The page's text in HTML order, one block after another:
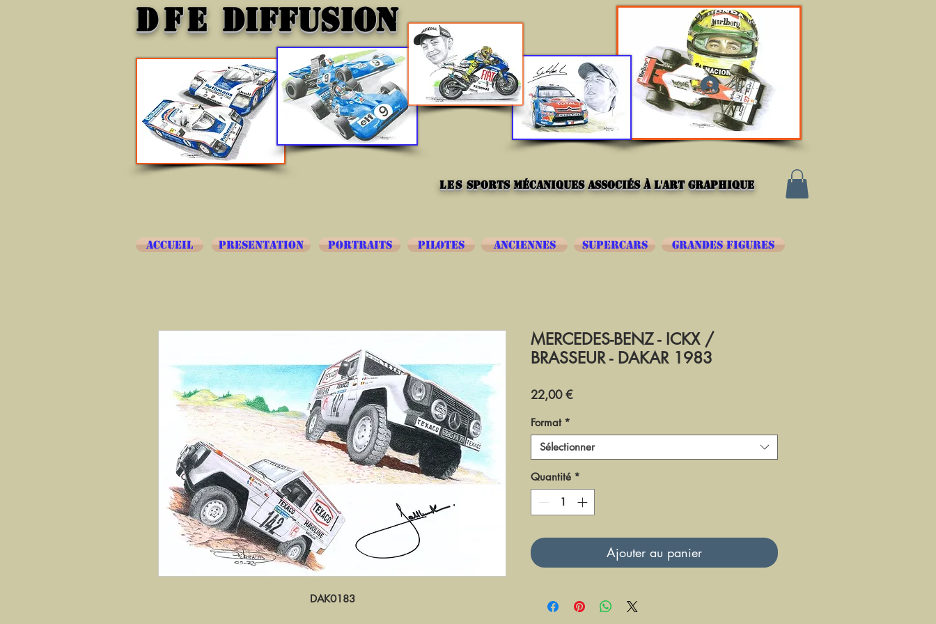
DFE DIFFUSION
Se connecter
lessports mécaniques associés à l'art graphique
DAK0183
MERCEDES-BENZ - ICKX /
BRASSEUR - DAKAR 1983
22,00 €Prix
Format *
Sélectionner
Quantité *
Ajouter au panier
SUPERCARS
ANCIENNES
PILOTES
PORTRAITS
PRESENTATION
ACCUEIL GRANDES FIGURES